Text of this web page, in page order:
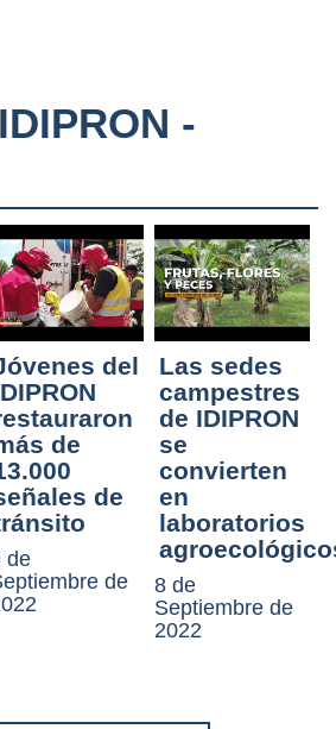
-
del
de
de
de
de
Las sedes
campestres
de IDIPRON
se
convierten
en
laboratorios
8 de
Septiembre de
2022